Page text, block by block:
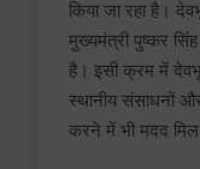
किया जा रहा है।
मुख्यमंत्री पुष्कर
है। इसी क्रम में
स्थानीय संसाधनों
करने में भी मदद मिल